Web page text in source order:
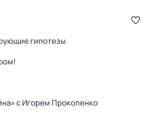
гипотезы
с Игорем Прокопенко